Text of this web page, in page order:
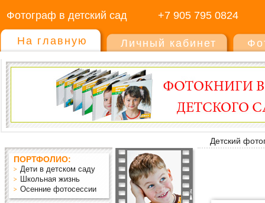
Фотограф в детский сад +7 905 795 0824
На главную Личный кабинет
Детский
ПОРТФОЛИО:
Дети в детском саду
Школьная жизнь
Осенние фотосессии